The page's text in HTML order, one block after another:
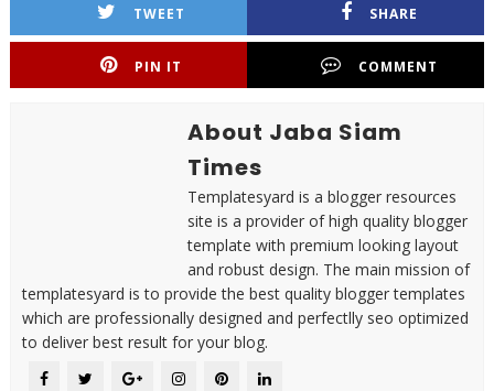
TWEET SHARE
PIN IT COMMENT
About Jaba Siam
Times
Templatesyard is a blogger resources
site is a provider of high quality blogger
template with premium looking layout
and robust design. The main mission of
templatesyard is to provide the best quality blogger templates
which are professionally designed and perfectlly seo optimized
to deliver best result for your blog.